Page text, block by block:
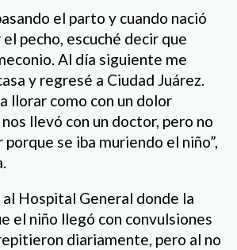
el parto y cuando nació
pecho, escuché decir que
Al día siguiente me
y regresé a Ciudad Juárez.
llorar como con un dolor
llevó con un doctor, pero no
se iba muriendo el niño”,
Hospital General donde la
el niño llegó con convulsiones
diariamente, pero al no